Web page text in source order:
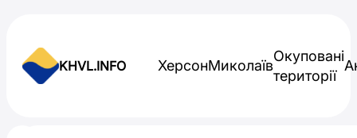
KHVL.INFO ХерсонМиколаїв
Окуповані
території